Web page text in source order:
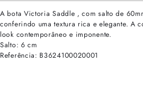
A bota Victoria Saddle , com salto de
conferindo uma textura rica e elegante. A
look contemporâneo e imponente.
Salto: 6 cm
Referência: B3624100020001